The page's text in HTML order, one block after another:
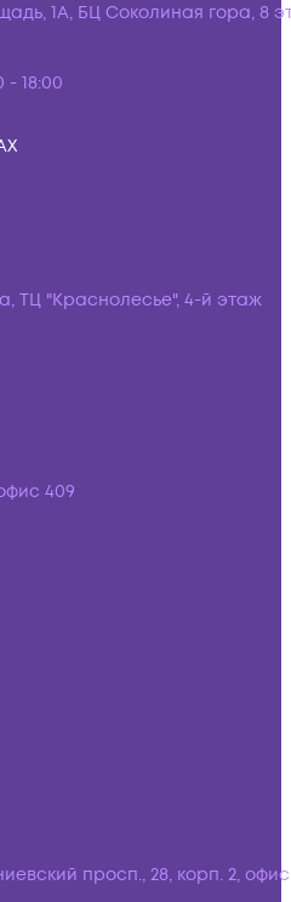
1А, БЦ Соколиная гора, 8
- 18:00
ТЦ "Краснолесье", 4-й этаж
409
просп., 28, корп. 2,